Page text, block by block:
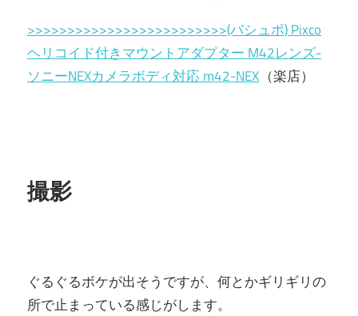
>>>>>>>>>>>>>>>>>>>>>>>>>(バシュポ) Pixco
ヘリコイド付きマウントアダプター M42レンズ-
ソニーNEXカメラボディ対応 m42-NEX （楽店）
撮影
ぐるぐるボケが出そうですが、何とかギリギリの
所で止まっている感じがします。